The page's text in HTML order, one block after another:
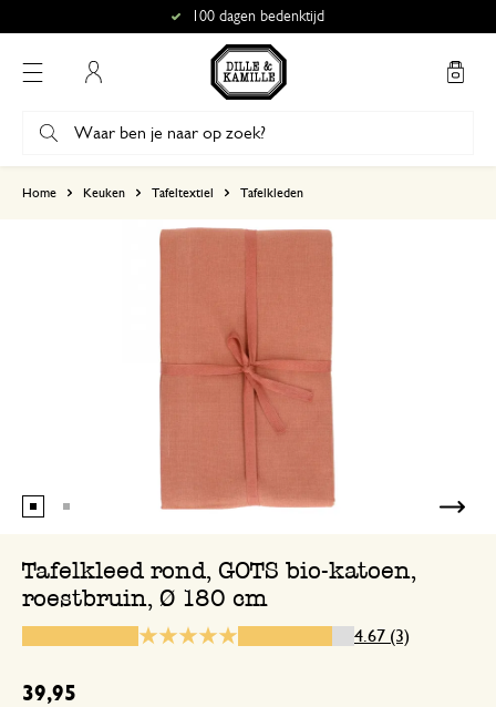
100 dagen bedenktijd
Home Keuken Tafeltextiel Tafelkleden
Tafelkleed rond, GOTS bio-katoen,
roestbruin, Ø 180 cm
4.67 (3)
39,95
4
Enkel een score, geen toelichting
29 september 2024
Enkel een score, geen toelichting